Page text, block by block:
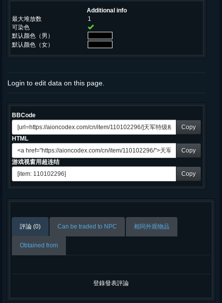
Additional info
最大堆放数
1
可染色
默认颜色（男）
默认颜色（女）
Login to edit data on this page.
BBCode
Copy
HTML
Copy
游戏视窗用超连结
Copy
評論 (0) Can be traded to NPC 相同外观物品
Obtained from
登錄發表評論